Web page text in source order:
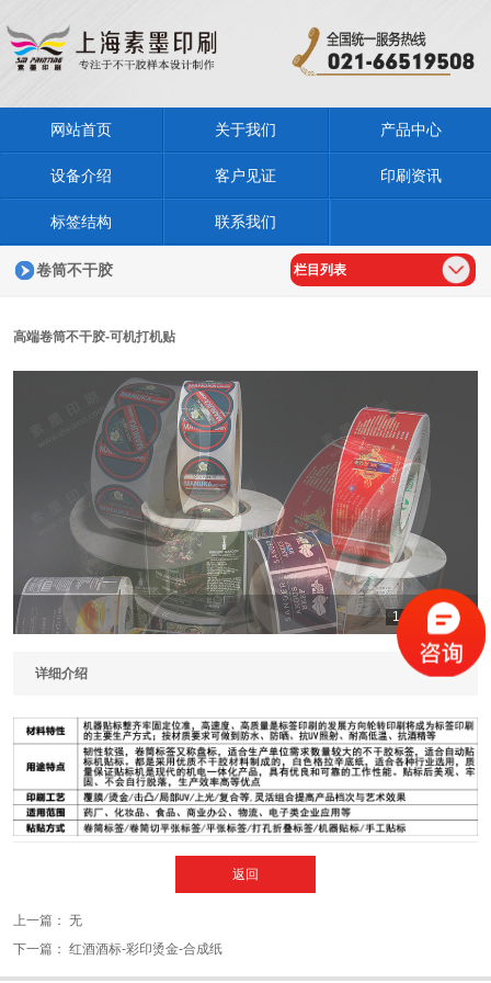
网站首页 关于我们 产品中心
设备介绍 客户见证 印刷资讯
标签结构 联系我们
卷筒不干胶 栏目列表
高端卷筒不干胶-可机打机贴
1 3 4
详细介绍
返回
上一篇： 无
下一篇： 红酒酒标-彩印烫金-合成纸